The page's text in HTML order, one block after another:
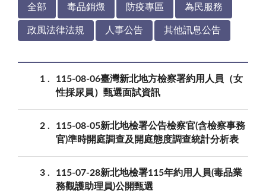
全部 毒品銷燬 防疫專區 為民服務
政風法律法規 人事公告 其他訊息公告
1
115-08-06臺灣新北地方檢察署約用人員（女
性採尿員）甄選面試資訊
2
115-08-05新北地檢署公告檢察官(含檢察事務
官)準時開庭調查及開庭態度調查統計分析表
3
115-07-28新北地檢署115年約用人員(毒品業
務觀護助理員)公開甄選